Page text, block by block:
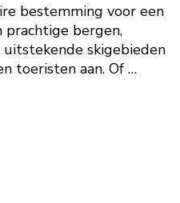
bestemming voor een
prachtige bergen,
skigebieden
toeristen aan. Of …